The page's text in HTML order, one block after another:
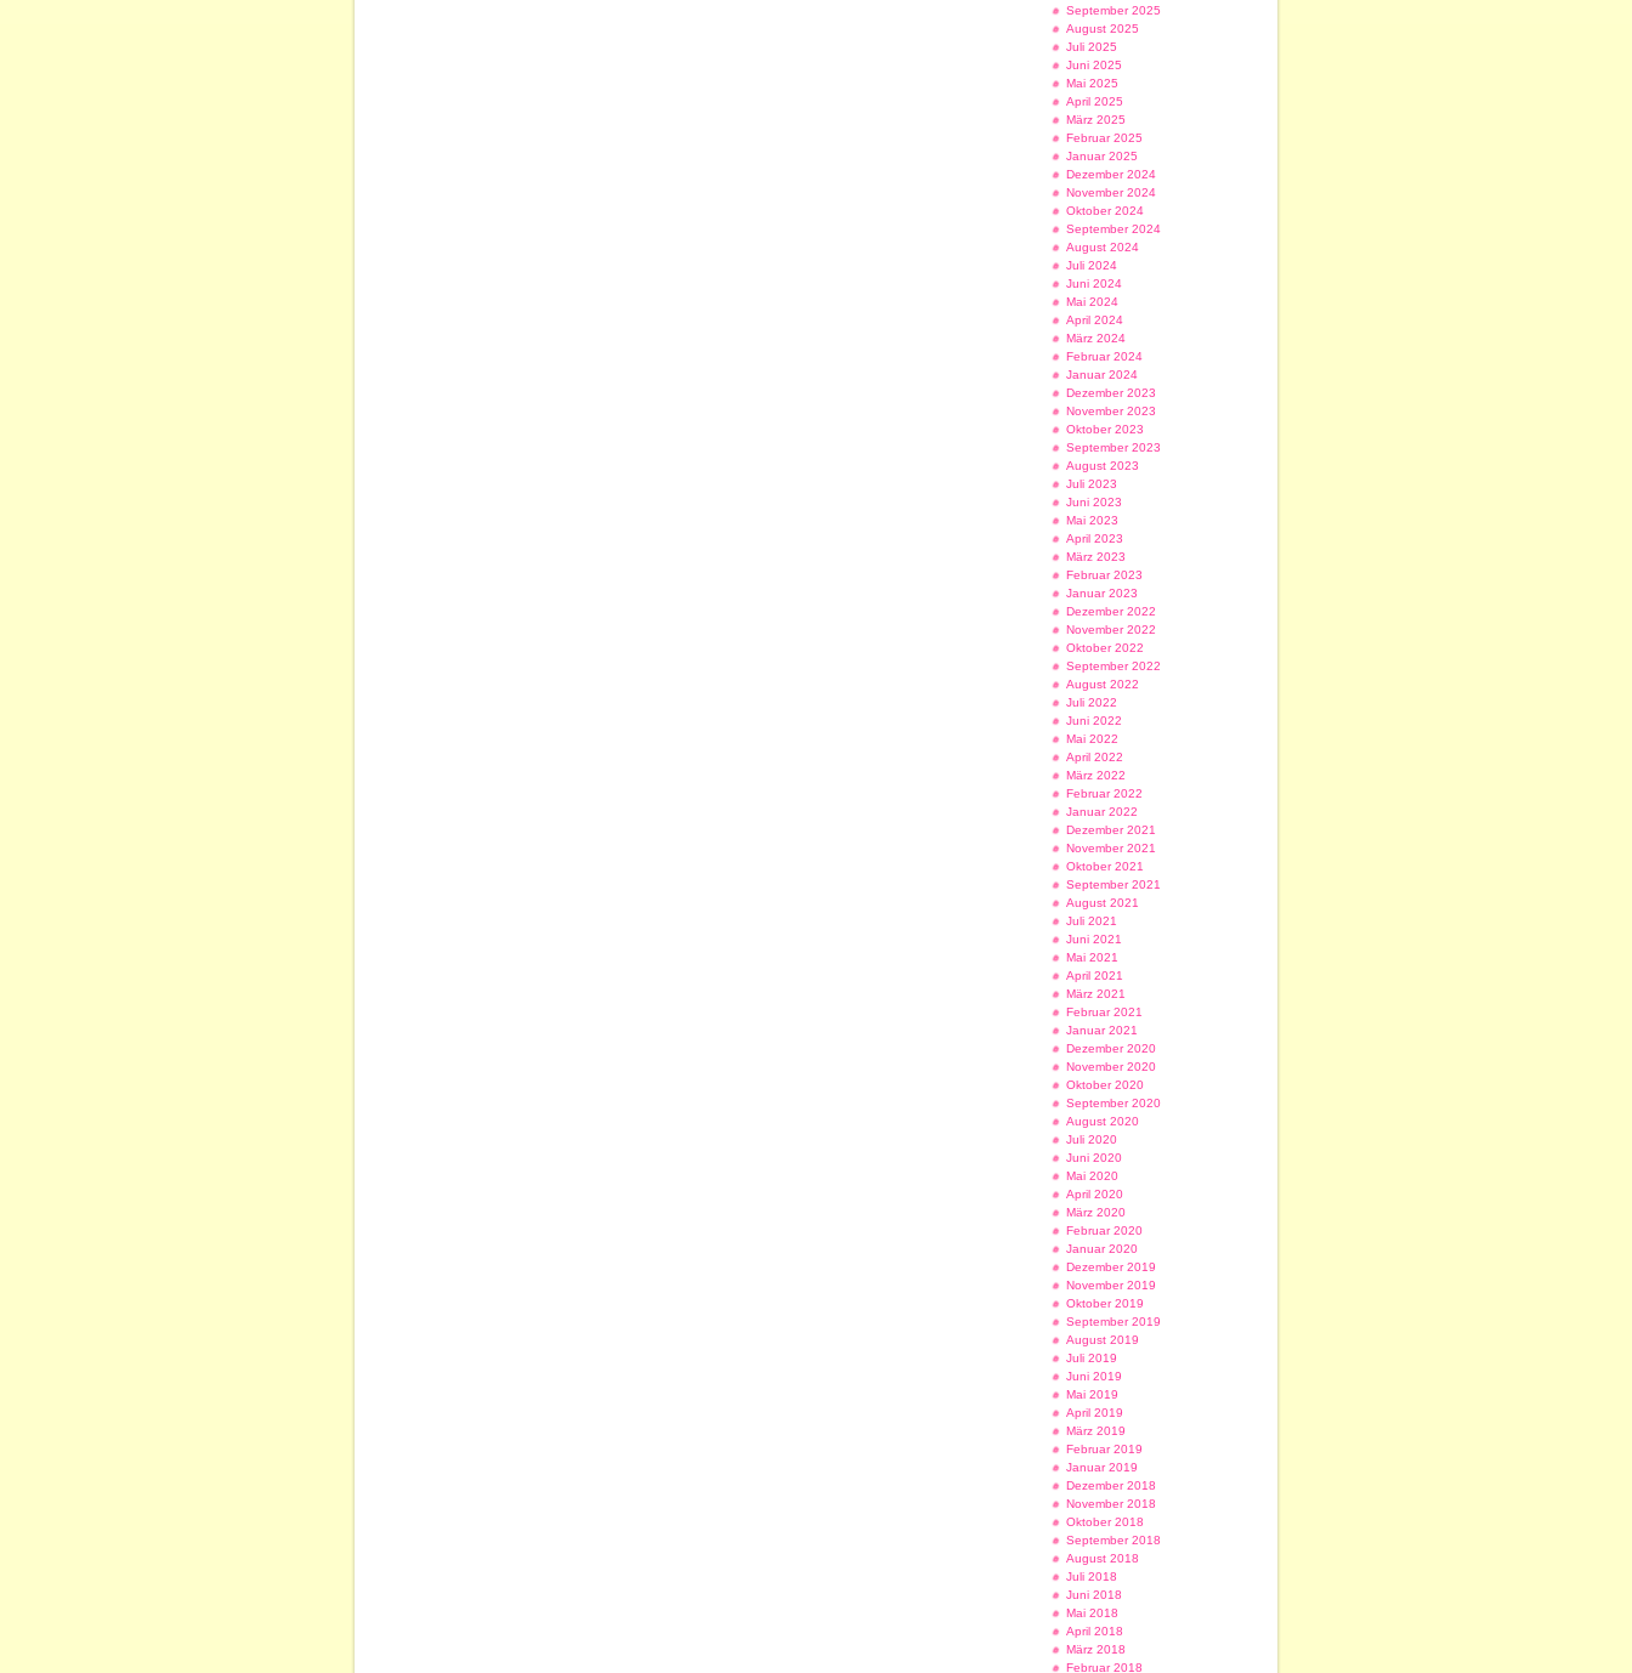
September 2025
August 2025
Juli 2025
Juni 2025
Mai 2025
April 2025
März 2025
Februar 2025
Januar 2025
Dezember 2024
November 2024
Oktober 2024
September 2024
August 2024
Juli 2024
Juni 2024
Mai 2024
April 2024
März 2024
Februar 2024
Januar 2024
Dezember 2023
November 2023
Oktober 2023
September 2023
August 2023
Juli 2023
Juni 2023
Mai 2023
April 2023
März 2023
Februar 2023
Januar 2023
Dezember 2022
November 2022
Oktober 2022
September 2022
August 2022
Juli 2022
Juni 2022
Mai 2022
April 2022
März 2022
Februar 2022
Januar 2022
Dezember 2021
November 2021
Oktober 2021
September 2021
August 2021
Juli 2021
Juni 2021
Mai 2021
April 2021
März 2021
Februar 2021
Januar 2021
Dezember 2020
November 2020
Oktober 2020
September 2020
August 2020
Juli 2020
Juni 2020
Mai 2020
April 2020
März 2020
Februar 2020
Januar 2020
Dezember 2019
November 2019
Oktober 2019
September 2019
August 2019
Juli 2019
Juni 2019
Mai 2019
April 2019
März 2019
Februar 2019
Januar 2019
Dezember 2018
November 2018
Oktober 2018
September 2018
August 2018
Juli 2018
Juni 2018
Mai 2018
April 2018
März 2018
Februar 2018